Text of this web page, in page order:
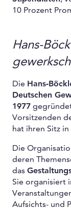
10 Prozent
Hans-
Die Hans-
Deutschen
1977
Vorsitzenden
hat ihren Sitz in
Die
deren
das
Sie organisiert
Aufsichts- und